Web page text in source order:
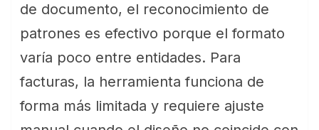
de documento, el reconocimiento de
patrones es efectivo porque el formato
varía poco entre entidades. Para
facturas, la herramienta funciona de
forma más limitada y requiere ajuste